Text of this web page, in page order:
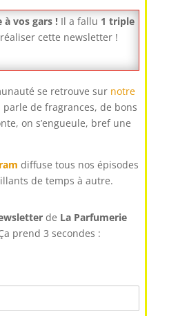
à vos gars !Il a fallu 1 triple
cette newsletter !
se retrouve sur notre
parle de fragrances, de bons
on s’engueule, bref une
diffuse tous nos épisodes
de temps à autre.
de La Parfumerie
prend 3 secondes :